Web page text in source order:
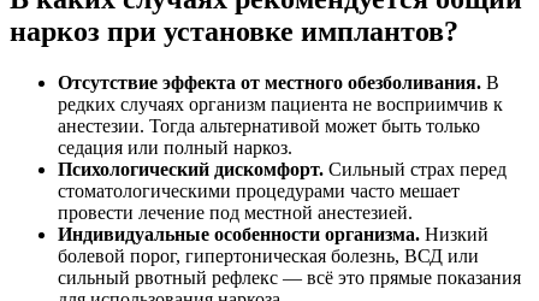
наркоз при установке имплантов?
Отсутствие эффекта от местного обезболивания. В
редких случаях организм пациента не восприимчив к
анестезии. Тогда альтернативой может быть только
седация или полный наркоз.
Психологический дискомфорт. Сильный страх перед
стоматологическими процедурами часто мешает
провести лечение под местной анестезией.
Индивидуальные особенности организма. Низкий
болевой порог, гипертоническая болезнь, ВСД или
сильный рвотный рефлекс — всё это прямые показания